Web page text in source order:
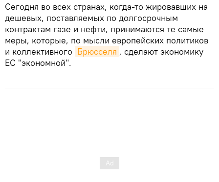
Сегодня во всех странах, когда-то жировавших на
дешевых, поставляемых по долгосрочным
контрактам газе и нефти, принимаются те самые
меры, которые, по мысли европейских политиков
и коллективного Брюсселя , сделают экономику
ЕС "экономной".